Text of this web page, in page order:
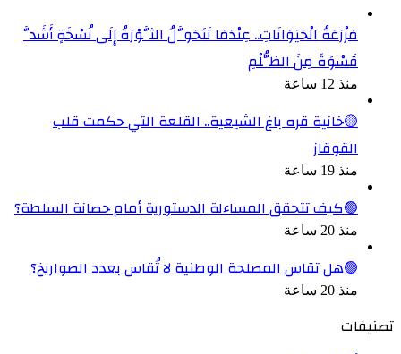
مَزْرَعَةُ الْحَيَوَانَاتِ.. عِنْدَمَا تَتَحَوَّلُ الثَّوْرَةُ إِلَى نُسْخَةٍ أَشَدَّ
قَسْوَةً مِنَ الظُّلْمِ
منذ 12 ساعة
🟡خانية قره باغ الشيعية.. القلعة التي حكمت قلب
القوقاز
منذ 19 ساعة
🟢كيف تتحقق المساءلة الدستورية أمام حصانة السلطة؟
منذ 20 ساعة
🟢هل تقاس المصلحة الوطنية لا تُقاس بعدد الصواريخ؟
منذ 20 ساعة
تصنيفات